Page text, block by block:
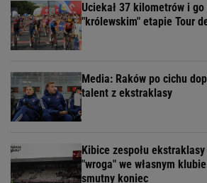
Uciekał 37 kilometrów i
"królewskim" etapie Tour
Media: Raków po cichu
talent z ekstraklasy
Kibice zespołu
"wroga" we własnym
smutny koniec